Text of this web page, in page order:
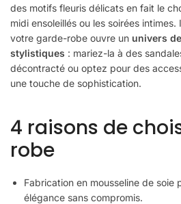
des motifs fleuris délicats en fait le
midi ensoleillés ou les soirées
votre garde-robe ouvre un univers
stylistiques : mariez-la à des
décontracté ou optez pour des
une touche de sophistication.
4 raisons de
robe
Fabrication en mousseline de soie
élégance sans compromis.